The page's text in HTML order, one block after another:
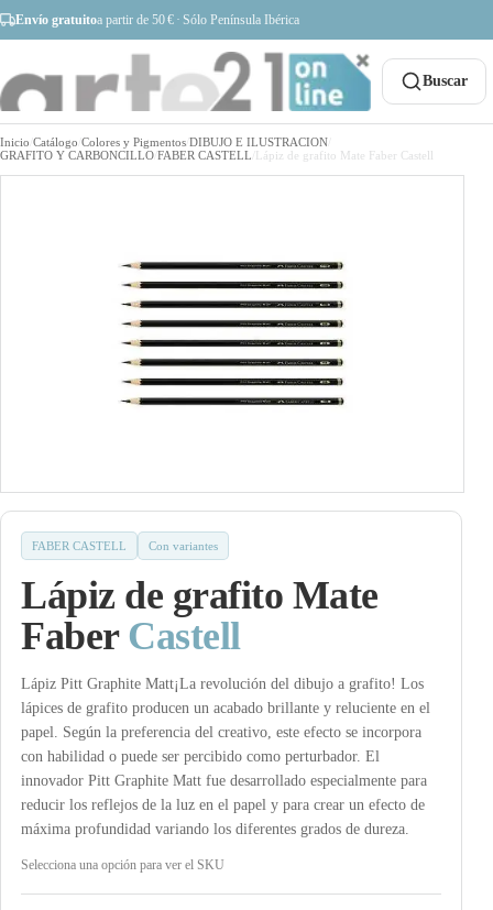
Envío gratuitoa partir de 50 € · Sólo Península Ibérica
Buscar
Inicio Catálogo Colores y Pigmentos DIBUJO E ILUSTRACION
GRAFITO Y CARBONCILLO FABER CASTELL Lápiz de grafito Mate Faber Castell
FABER CASTELL Con variantes
Lápiz de grafito Mate
Faber Castell
Lápiz Pitt Graphite Matt¡La revolución del dibujo a grafito! Los
lápices de grafito producen un acabado brillante y reluciente en el
papel. Según la preferencia del creativo, este efecto se incorpora
con habilidad o puede ser percibido como perturbador. El
innovador Pitt Graphite Matt fue desarrollado especialmente para
reducir los reflejos de la luz en el papel y para crear un efecto de
máxima profundidad variando los diferentes grados de dureza.
Selecciona una opción para ver el SKU